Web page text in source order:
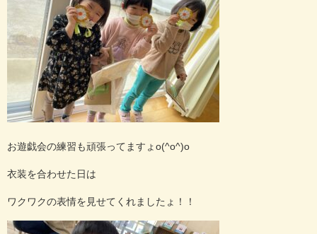
お遊戯会の練習も頑張ってますょo(^o^)o
衣装を合わせた日は
ワクワクの表情を見せてくれましたょ！！